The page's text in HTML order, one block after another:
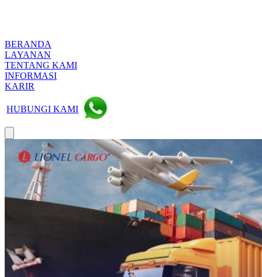
BERANDA
LAYANAN
TENTANG KAMI
INFORMASI
KARIR
HUBUNGI KAMI